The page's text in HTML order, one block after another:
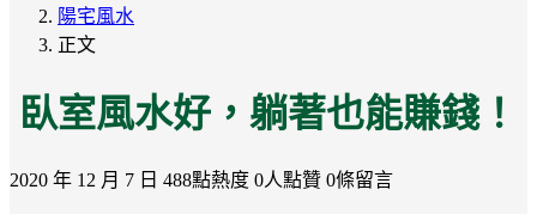
陽宅風水
正文
臥室風水好，躺著也能賺錢！
2020 年 12 月 7 日 488點熱度 0人點贊 0條留言